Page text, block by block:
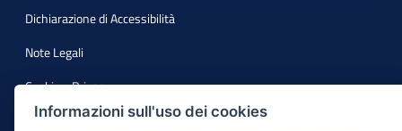
Dichiarazione di Accessibilità
Note Legali
Cookie e Privacy
Responsabile di pubblicazione
Informazioni sull'uso dei cookies